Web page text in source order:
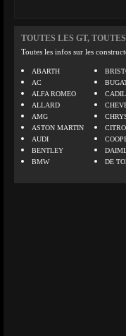
TOUTES LES GT,
Toutes les infos sur les
ABARTH
AC
ALFA ROMEO
ALLARD
AMG
ASTON MARTIN
AUDI
BENTLEY
BMW
DE